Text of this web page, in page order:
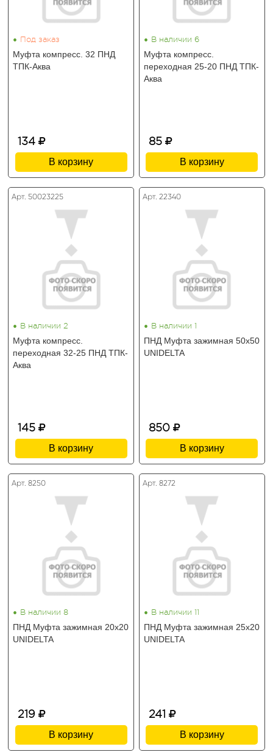
• Под заказ
Муфта компресс. 32 ПНД
ТПК-Аква
134
В корзину
• В наличии 6
Муфта компресс.
переходная 25-20 ПНД ТПК-
Аква
85
В корзину
Арт. 50023225
• В наличии 2
Муфта компресс.
переходная 32-25 ПНД ТПК-
Аква
145
В корзину
Арт. 22340
• В наличии 1
ПНД Муфта зажимная 50х50
UNIDELTA
850
В корзину
Арт. 8250
• В наличии 8
ПНД Муфта зажимная 20х20
UNIDELTA
219
В корзину
Арт. 8272
• В наличии 11
ПНД Муфта зажимная 25х20
UNIDELTA
241
В корзину